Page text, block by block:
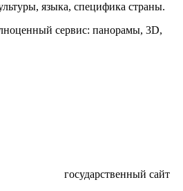
языка, специфика страны.
сервис: панорамы, 3D,
государственный сайт